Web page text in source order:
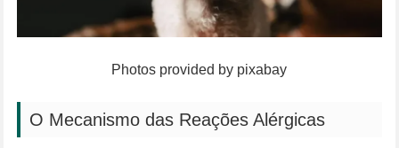
Photos provided by pixabay
O Mecanismo das Reações Alérgicas